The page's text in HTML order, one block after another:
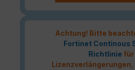
Achtung! Bitte
Fortinet Continous
Richtlinie für